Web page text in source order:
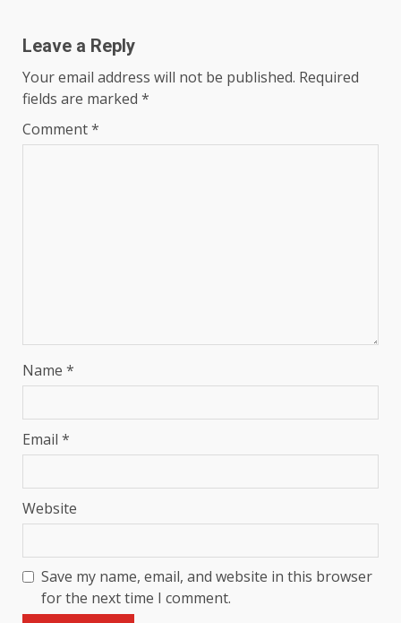
Leave a Reply
Your email address will not be published. Required
fields are marked *
Comment*
Name *
Email *
Website
Save my name, email, and website in this browser
for the next time I comment.